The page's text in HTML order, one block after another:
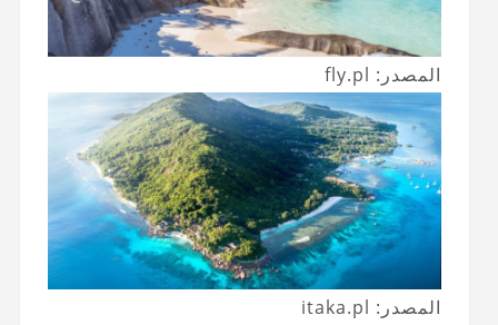
المصدر: fly.pl
المصدر: itaka.pl